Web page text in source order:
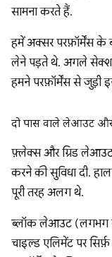
सामना करते हैं.
हमें अक्सर परफ़ॉर्मेंस
लेने पड़ते थे. अगले सेक्शन
हमने परफ़ॉर्मेंस से जुड़ी
दो पास वाले लेआउट और
फ़्लेक्स और ग्रिड
करने की सुविधा दी.
पूरी तरह अलग थे.
ब्लॉक लेआउट (लगभग
चाइल्ड एलिमेंट पर